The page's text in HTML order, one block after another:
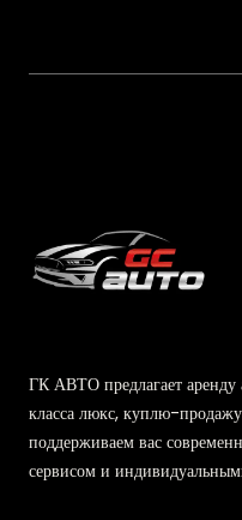
ГК АВТО предлагает аренду
класса люкс, куплю-
поддерживаем вас
сервисом и